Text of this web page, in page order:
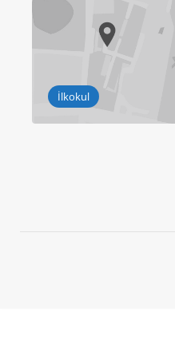
İlkokul